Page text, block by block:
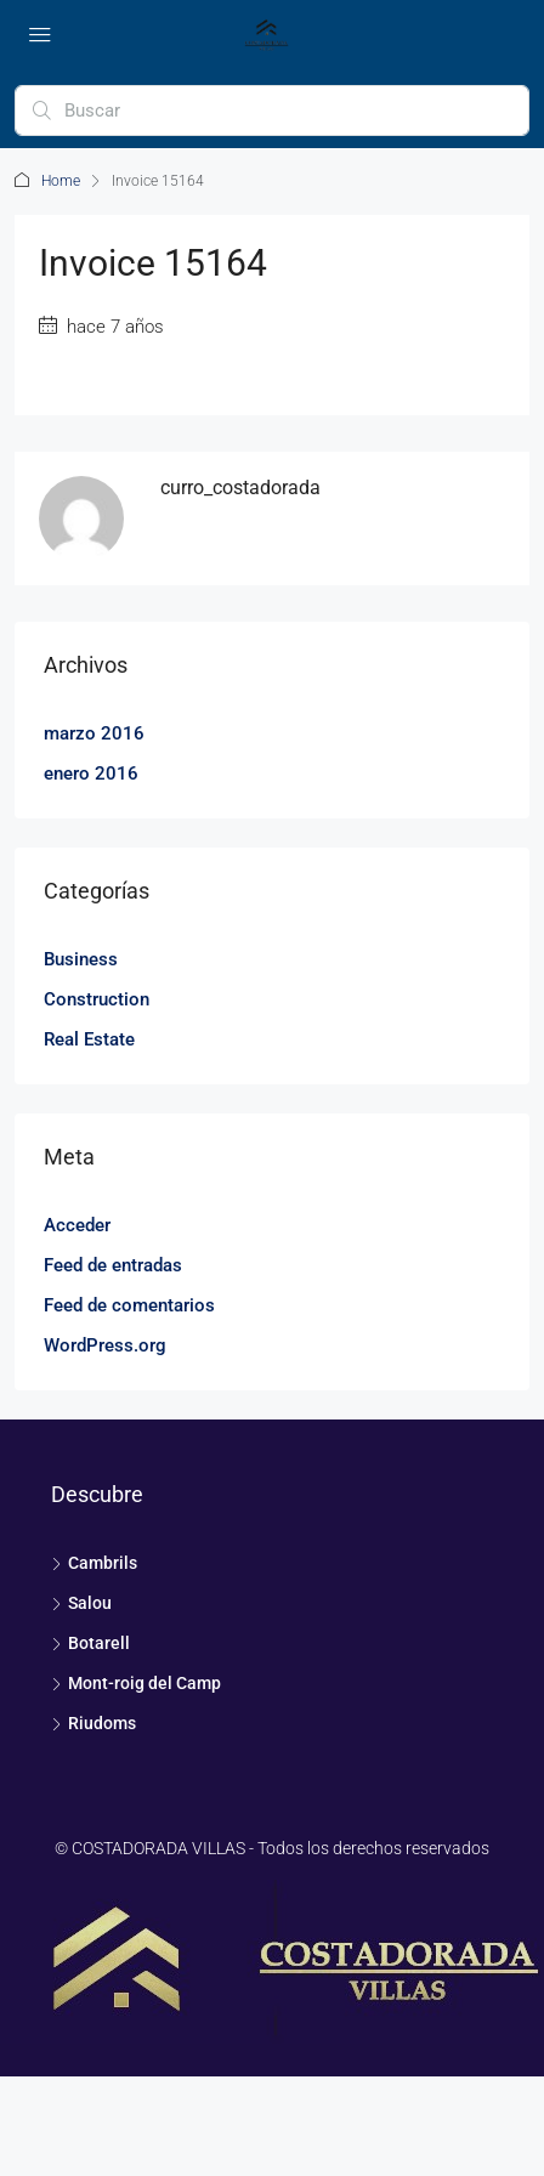
Home Invoice 15164
Invoice 15164
hace 7 años
curro_costadorada
Archivos
marzo 2016
enero 2016
Categorías
Business
Construction
Real Estate
Meta
Acceder
Feed de entradas
Feed de comentarios
WordPress.org
Descubre
Cambrils
Salou
Botarell
Mont-roig del Camp
Riudoms
© COSTADORADA VILLAS - Todos los derechos reservados